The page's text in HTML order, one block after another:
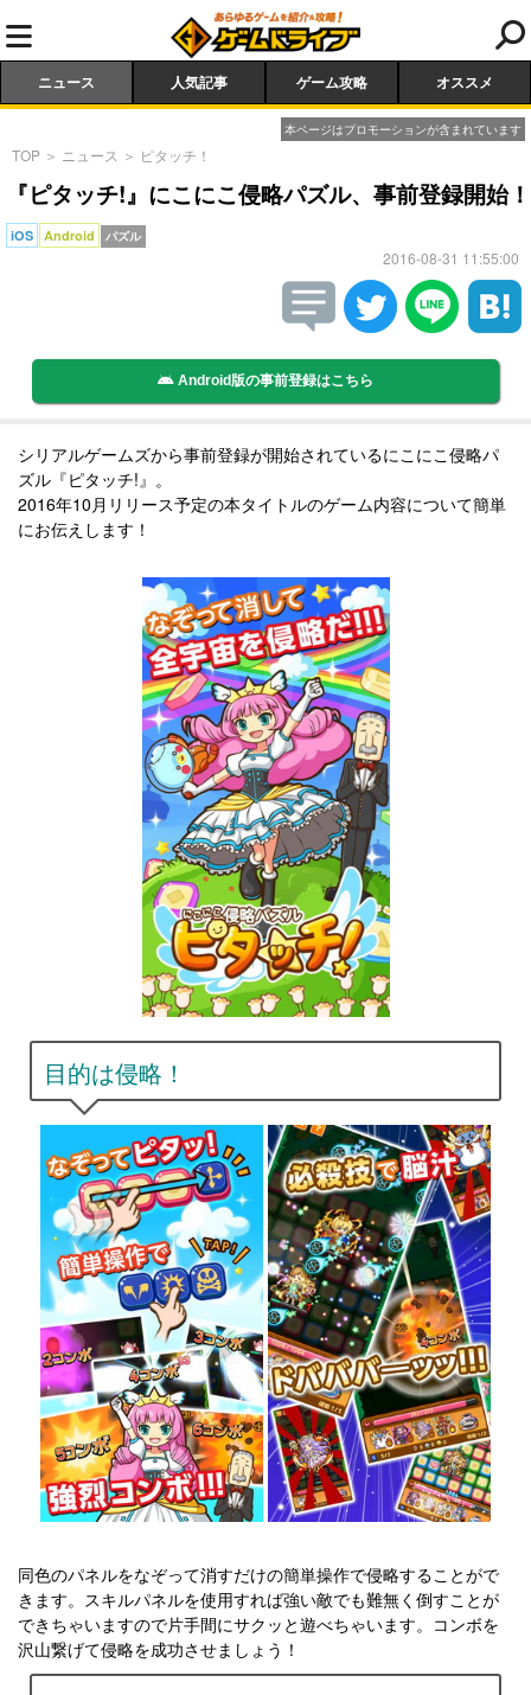
ニュース 人気記事 ゲーム攻略 オススメ
本ページはプロモーションが含まれています
TOP ＞ ニュース ＞ ピタッチ！
『ピタッチ!』にこにこ侵略パズル、事前登録開始！
iOS Android パズル
2016-08-31 11:55:00
Android版の事前登録はこちら
シリアルゲームズから事前登録が開始されているにこにこ侵略パ
ズル『ピタッチ!』。
2016年10月リリース予定の本タイトルのゲーム内容について簡単
にお伝えします！
目的は侵略！
同色のパネルをなぞって消すだけの簡単操作で侵略することがで
きます。スキルパネルを使用すれば強い敵でも難無く倒すことが
できちゃいますので片手間にサクッと遊べちゃいます。コンボを
沢山繋げて侵略を成功させましょう！